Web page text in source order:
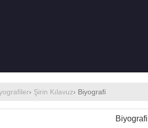
› Şirin Kılavuz› Biyografi
Biyografi